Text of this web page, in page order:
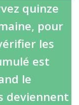
quinze
pour
les
est
le
deviennent